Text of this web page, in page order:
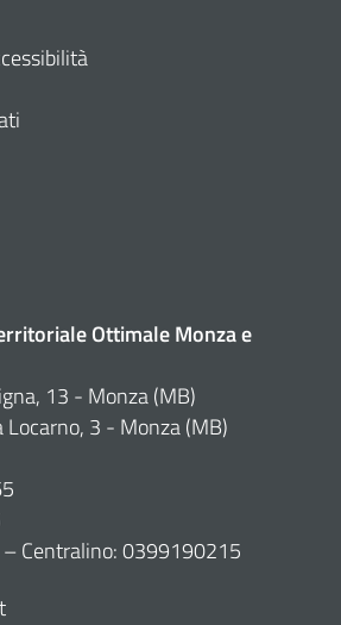
Ottimale Monza e
13 - Monza (MB)
Locarno, 3 - Monza (MB)
Centralino: 0399190215